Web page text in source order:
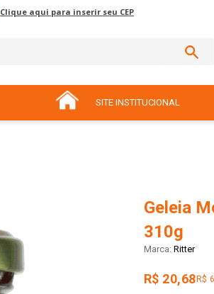
Clique aqui para inserir seu CEP
SITE INSTITUCIONAL
Geleia
310g
Ritter
R$ 20,68R$